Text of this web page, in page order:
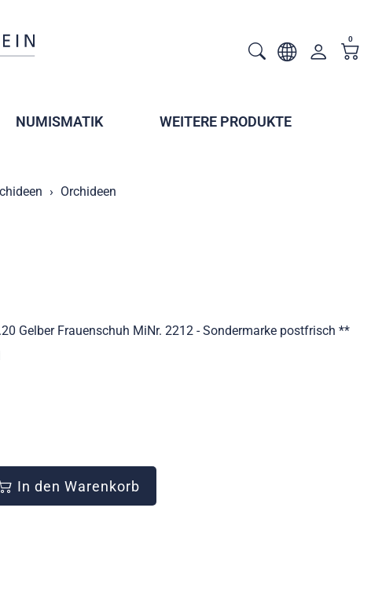
0
NUMISMATIK WEITERE PRODUKTE
Orchideen
Gelber Frauenschuh MiNr. 2212 - Sondermarke postfrisch **
In den Warenkorb